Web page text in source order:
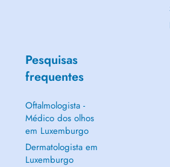
Pesquisas
frequentes
Oftalmologista -
Médico dos olhos
em Luxemburgo
Dermatologista em
Luxemburgo